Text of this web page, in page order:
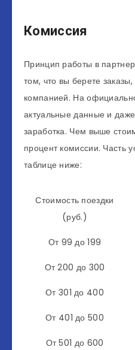
Комиссия
Принцип работы в
том, что вы берете
компанией. На
актуальные данные и
заработка. Чем выше
процент комиссии. Часть
таблице ниже:
Стоимость поездки
(руб.)
От 99 до 199
От 200 до 300
От 301 до 400
От 401 до 500
От 501 до 600